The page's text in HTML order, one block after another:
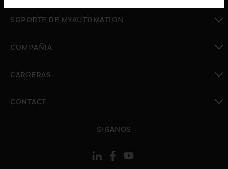
SOPORTE DE MYAUTOMATION
COMPAÑÍA
CARRERAS
CONTACT
SÍGANOS